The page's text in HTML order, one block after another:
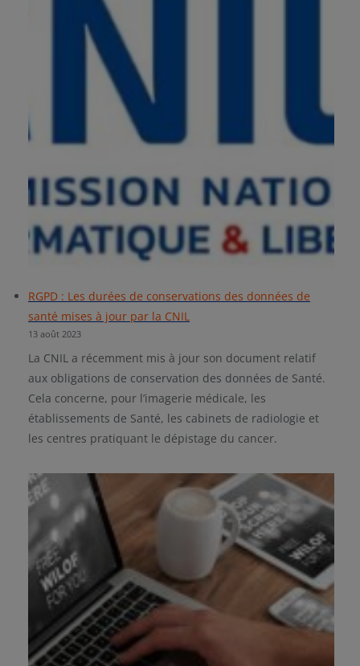
RGPD : Les durées de conservations des données de
santé mises à jour par la CNIL
13 août 2023
La CNIL a récemment mis à jour son document relatif
aux obligations de conservation des données de Santé.
Cela concerne, pour l’imagerie médicale, les
établissements de Santé, les cabinets de radiologie et
les centres pratiquant le dépistage du cancer.